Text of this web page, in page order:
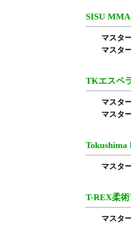
SISU MMA
マスター2
マスター3
TKエスペ
マスター3
マスター5
Tokushima
マスター5
T-REX柔術
マスター4